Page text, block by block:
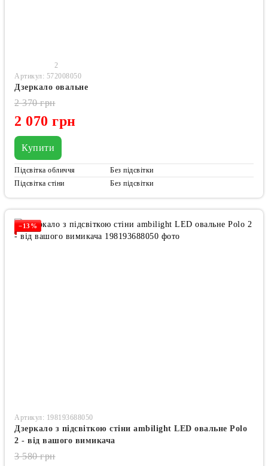
2
Артикул: 572008050
Дзеркало овальне
2 070 грн
2 370 грн
Купити
Підсвітка обличчя
Без підсвітки
Підсвітка стіни
Без підсвітки
−13%
Артикул: 198193688050
Дзеркало з підсвіткою стіни ambilight LED овальне Polo
2 - від вашого вимикача
3 580 грн